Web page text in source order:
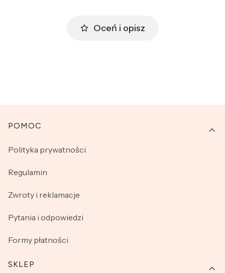
Oceń i opisz
Linki w stopce
POMOC
Polityka prywatności
Regulamin
Zwroty i reklamacje
Pytania i odpowiedzi
Formy płatności
SKLEP